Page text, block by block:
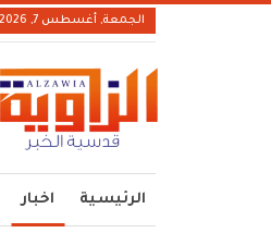
الجمعة, أغسطس 7, 2026
الرئيسية اخبار